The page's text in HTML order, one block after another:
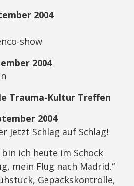
2004
show
2004
Trauma-Kultur Treffen
2004
jetzt Schlag auf Schlag!
ich heute im Schock
mein Flug nach Madrid.“
Gepäckskontrolle,